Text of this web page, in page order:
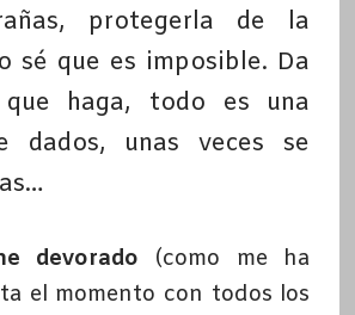
protegerla de la
sé que es imposible. Da
haga, todo es una
dados, unas veces se
devorado (como me ha
el momento con todos los